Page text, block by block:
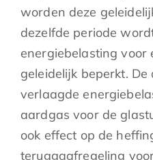
worden deze
dezelfde periode
energiebelasting voor
geleidelijk beperkt.
verlaagde
aardgas voor de
ook effect op de
teruggaafregeling